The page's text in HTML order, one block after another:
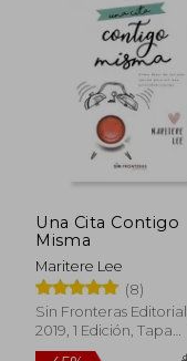
Una Cita Contigo
Misma
Maritere Lee
(8)
Sin Fronteras Editorial,
2019, 1 Edición, Tapa
Blanda, Nuevo